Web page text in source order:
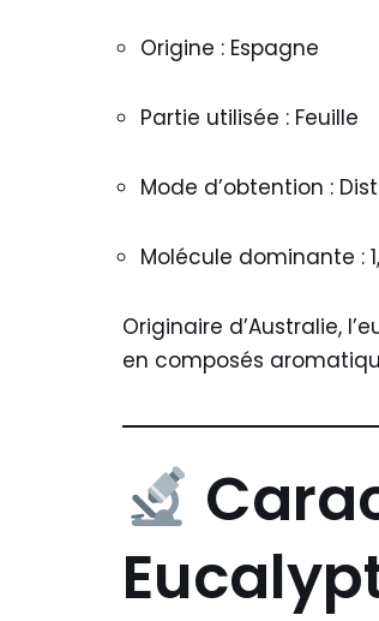
Origine : Espagne
Partie utilisée : Feuille
Mode d’obtention :
Molécule dominante :
Originaire d’Australie,
en composés